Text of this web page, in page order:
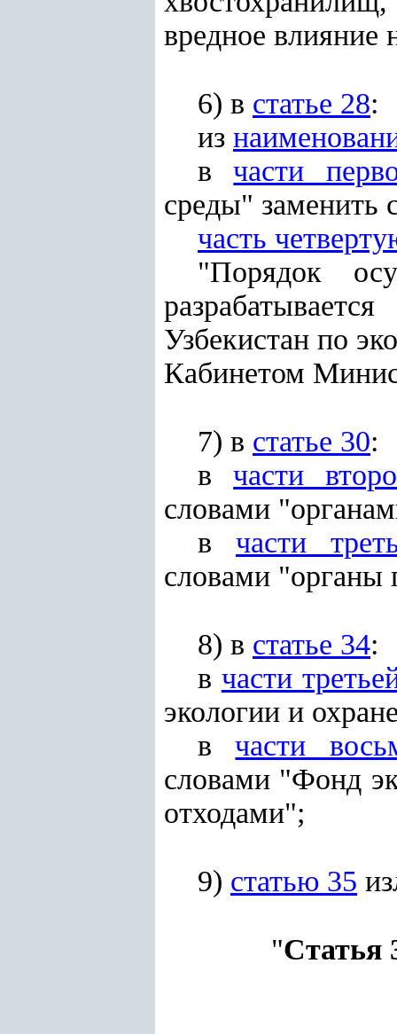
вредное
6) в статье 28:
из
вчасти
среды"
часть
"Порядок
Узбекистан по
Кабинетом
7) в статье 30:
вчасти
словами
в части
словами "органы
8) в статье 34:
в части
экологии и
вчасти
словами "Фонд
отходами";
9) статью 35
"Статья